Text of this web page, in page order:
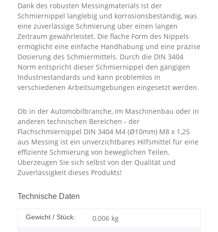
Dank des robusten Messingmaterials ist der
Schmiernippel langlebig und korrosionsbeständig, was
eine zuverlässige Schmierung über einen langen
Zeitraum gewährleistet. Die flache Form des Nippels
ermöglicht eine einfache Handhabung und eine präzise
Dosierung des Schmiermittels. Durch die DIN 3404
Norm entspricht dieser Schmiernippel den gängigen
Industriestandards und kann problemlos in
verschiedenen Arbeitsumgebungen eingesetzt werden.
Ob in der Automobilbranche, im Maschinenbau oder in
anderen technischen Bereichen - der
Flachschmiernippel DIN 3404 M4 (Ø10mm) M8 x 1,25
aus Messing ist ein unverzichtbares Hilfsmittel für eine
effiziente Schmierung von beweglichen Teilen.
Überzeugen Sie sich selbst von der Qualität und
Zuverlässigkeit dieses Produkts!
Technische Daten
Gewicht / Stück: 0,006 kg